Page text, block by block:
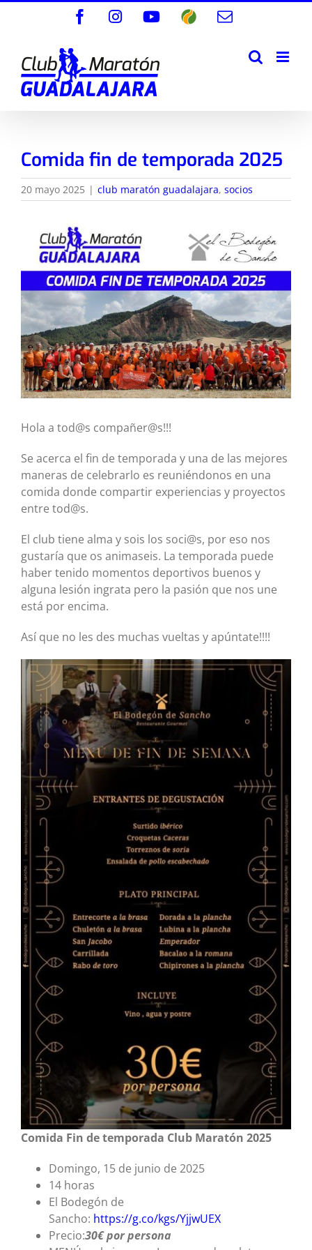
FacebookInstagramYouTube
WikilocCorreo
Comida fin de temporada 2025
20 mayo 2025 | club maratón guadalajara, socios
imagen
más
grande
Hola a tod@s compañer@s!!!
Se acerca el fin de temporada y una de las mejores
maneras de celebrarlo es reuniéndonos en una
comida donde compartir experiencias y proyectos
entre tod@s.
El club tiene alma y sois los soci@s, por eso nos
gustaría que os animaseis. La temporada puede
haber tenido momentos deportivos buenos y
alguna lesión ingrata pero la pasión que nos une
está por encima.
Así que no les des muchas vueltas y apúntate!!!!
Comida Fin de temporada Club Maratón 2025
Domingo, 15 de junio de 2025
14 horas
El Bodegón de
Sancho: https://g.co/kgs/YjjwUEX
Precio:30€ por persona